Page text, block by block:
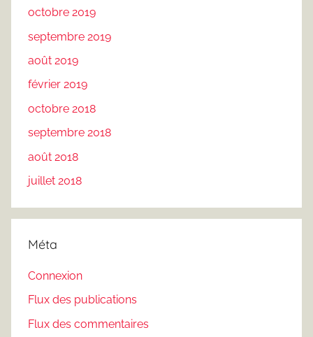
octobre 2019
septembre 2019
août 2019
février 2019
octobre 2018
septembre 2018
août 2018
juillet 2018
Méta
Connexion
Flux des publications
Flux des commentaires